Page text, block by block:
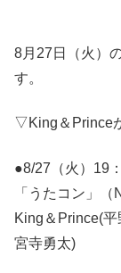
8月27日（火）
す。
▽King＆Prince
●8/27（火）19
「うたコン」（
King＆Prince(
宮寺勇太)